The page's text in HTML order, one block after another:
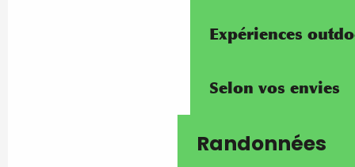
Expériences
Selon vos envies
Randonnées